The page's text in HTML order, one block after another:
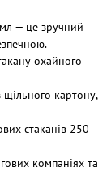
— це зручний
охайного
щільного картону,
стаканів 250
компаніях та